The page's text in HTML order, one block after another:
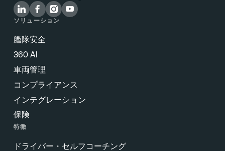
ソリューション
艦隊安全
360 AI
車両管理
コンプライアンス
インテグレーション
保険
特徴
ドライバー・セルフコーチング